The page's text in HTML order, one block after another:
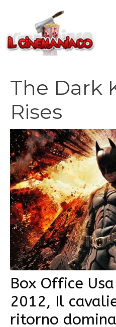
contenuto
The Dark
Rises
Box Office
2012, Il
ritorno domina